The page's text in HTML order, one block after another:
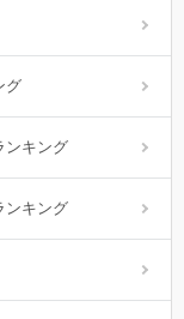
グ
ンキング
ンキング